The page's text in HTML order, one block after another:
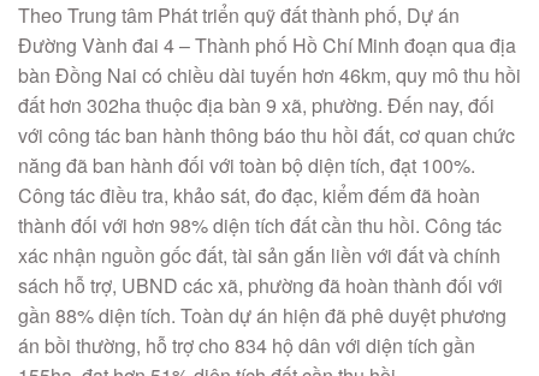
Theo Trung tâm Phát triển quỹ đất thành phố, Dự án
Đường Vành đai 4 – Thành phố Hồ Chí Minh đoạn qua địa
bàn Đồng Nai có chiều dài tuyến hơn 46km, quy mô thu hồi
đất hơn 302ha thuộc địa bàn 9 xã, phường. Đến nay, đối
với công tác ban hành thông báo thu hồi đất, cơ quan chức
năng đã ban hành đối với toàn bộ diện tích, đạt 100%.
Công tác điều tra, khảo sát, đo đạc, kiểm đếm đã hoàn
thành đối với hơn 98% diện tích đất cần thu hồi. Công tác
xác nhận nguồn gốc đất, tài sản gắn liền với đất và chính
sách hỗ trợ, UBND các xã, phường đã hoàn thành đối với
gần 88% diện tích. Toàn dự án hiện đã phê duyệt phương
án bồi thường, hỗ trợ cho 834 hộ dân với diện tích gần